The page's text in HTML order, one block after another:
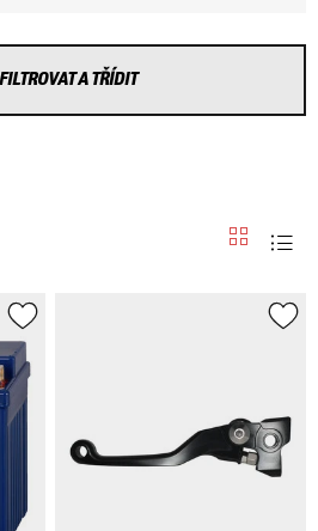
FILTROVAT A TŘÍDIT